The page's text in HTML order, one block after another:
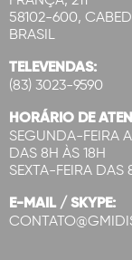
58102-600,
BRASIL
TELEVENDAS:
(83) 3023-9590
HORÁRIO DE
SEGUNDA-FEIRA
DAS 8H ÀS 18H
SEXTA-FEIRA DAS
E-MAIL / SKYPE: